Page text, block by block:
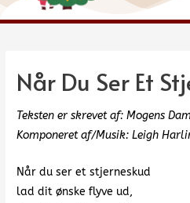
Når Du Ser Et
Teksten er skrevet af: Mogens Dam
Komponeret af/Musik: Leigh
Når du ser et stjerneskud
lad dit ønske flyve ud,